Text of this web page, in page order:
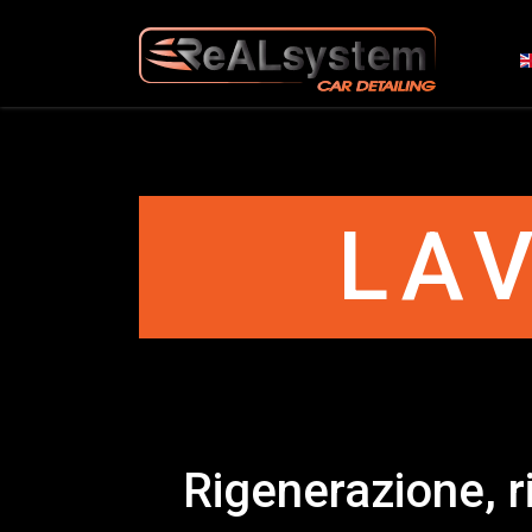
Rigenerazione,